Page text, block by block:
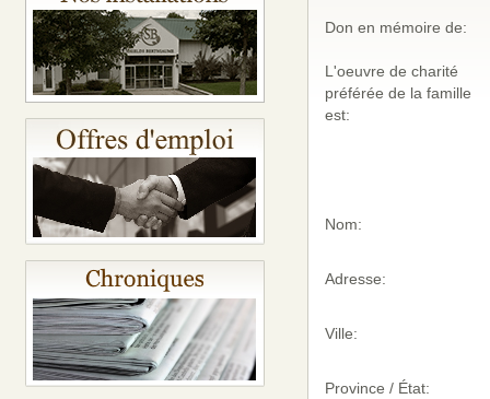
Don en mémoire de:
L'oeuvre de charité
préférée de la famille
est:
Nom:
Adresse:
Ville:
Province / État: